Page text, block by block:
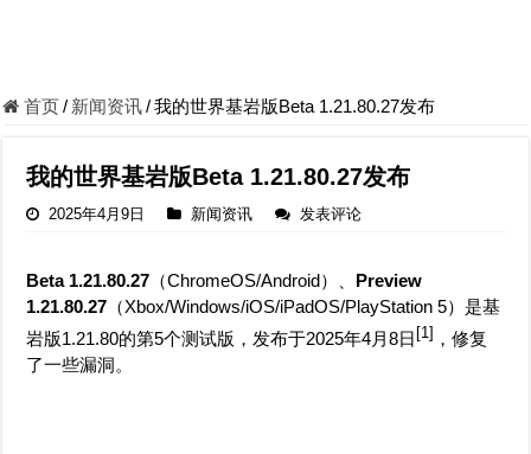
首页/ 新闻资讯/我的世界基岩版Beta 1.21.80.27发布
我的世界基岩版Beta 1.21.80.27发布
2025年4月9日 新闻资讯 发表评论
Beta 1.21.80.27 （ChromeOS/Android）、 Preview
1.21.80.27 （Xbox/Windows/iOS/iPadOS/PlayStation 5）是基
岩版1.21.80的第5个测试版，发布于2025年4月8日 [1]
，修复
了一些漏洞。